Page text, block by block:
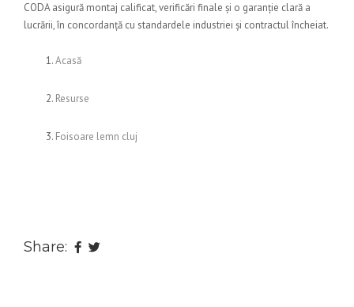
CODA asigură montaj calificat, verificări finale și o garanție clară a
lucrării, în concordanță cu standardele industriei și contractul încheiat.
Acasă
Resurse
Foisoare lemn cluj
Share: